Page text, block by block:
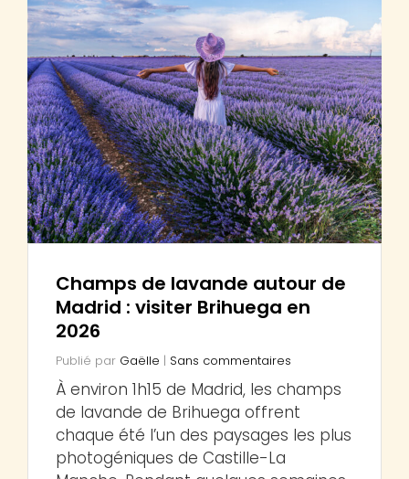
Champs de lavande autour de
Madrid : visiter Brihuega en
2026
Publié par Gaëlle | Sans commentaires
À environ 1h15 de Madrid, les champs
de lavande de Brihuega offrent
chaque été l’un des paysages les plus
photogéniques de Castille-La